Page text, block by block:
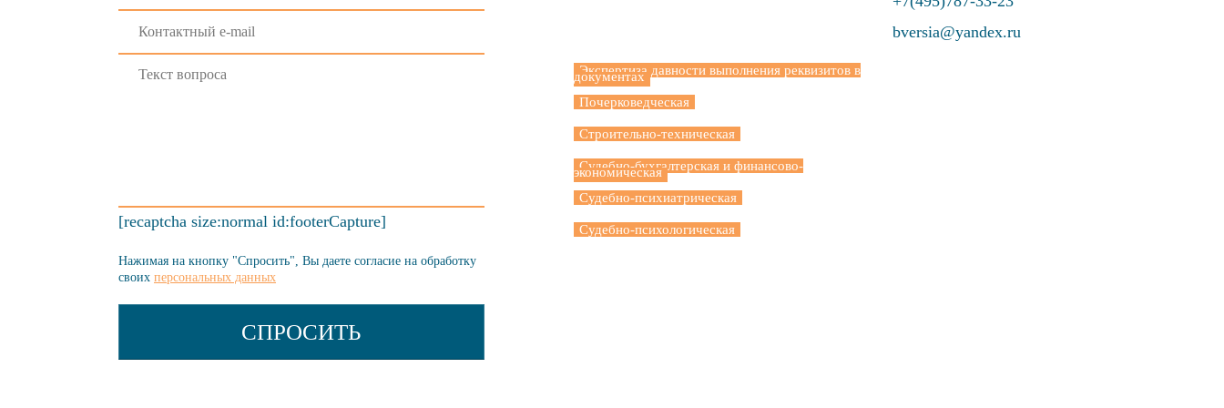
[recaptcha size:normal id:footerCapture]
Нажимая на кнопку "Спросить", Вы даете согласие на обработку
своих персональных данных
Экспертиза давности выполнения реквизитов в
документах
Почерковедческая
Строительно-техническая
Судебно-бухгалтерская и финансово-
экономическая
Судебно-психиатрическая
Судебно-психологическая
bversia@yandex.ru